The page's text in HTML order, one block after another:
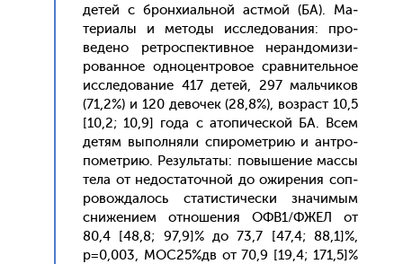
де­тей с брон­хи­аль­ной ас­тмой (БА). Ма­
тери­алы и ме­тоды ис­сле­дова­ния: про­
веде­но рет­роспек­тивное не­ран­до­мизи­
рован­ное од­но­цен­тро­вое срав­ни­тель­ное
ис­сле­дова­ние 417 де­тей, 297 маль­чи­ков
(71,2%) и 120 де­вочек (28,8%), воз­раст 10,5
[10,2; 10,9] го­да с ато­пичес­кой БА. Всем
де­тям вы­пол­ня­ли спи­ромет­рию и ан­тро­
помет­рию. Ре­зуль­та­ты: по­выше­ние мас­сы
те­ла от не­дос­та­точ­ной до ожи­рения соп­
ро­вож­да­лось ста­тис­ти­чес­ки зна­чимым
сни­жени­ем от­но­шения ОФВ1/ФЖЕЛ от
80,4 [48,8; 97,9]% до 73,7 [47,4; 88,1]%,
р=0,003, МОС25%дв от 70,9 [19,4; 171,5]%